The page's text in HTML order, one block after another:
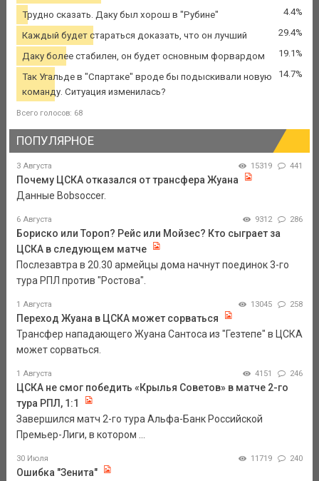
Трудно сказать. Даку был хорош в "Рубине" 4.4%
Каждый будет стараться доказать, что он лучший 29.4%
Даку более стабилен, он будет основным форвардом 19.1%
Так Угальде в "Спартаке" вроде бы подыскивали новую
команду. Ситуация изменилась?
14.7%
Всего голосов: 68
ПОПУЛЯРНОЕ
3 Августа 15319 441
Почему ЦСКА отказался от трансфера Жуана
Данные Bobsoccer.
6 Августа 9312 286
Бориско или Тороп? Рейс или Мойзес? Кто сыграет за
ЦСКА в следующем матче
Послезавтра в 20.30 армейцы дома начнут поединок 3-го
тура РПЛ против "Ростова".
1 Августа 13045 258
Переход Жуана в ЦСКА может сорваться
Трансфер нападающего Жуана Сантоса из "Гезтепе" в ЦСКА
может сорваться.
1 Августа 4151 246
ЦСКА не смог победить «Крылья Советов» в матче 2-го
тура РПЛ, 1:1
Завершился матч 2-го тура Альфа-Банк Российской
Премьер-Лиги, в котором ...
30 Июля 11719 240
Ошибка "Зенита"